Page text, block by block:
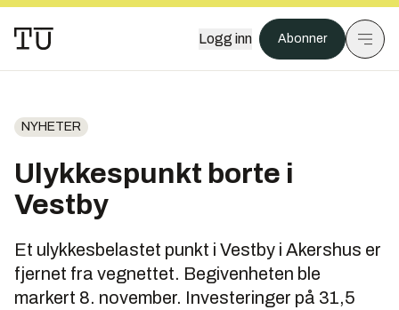
Logg inn Abonner
NYHETER
Ulykkespunkt borte i
Vestby
Et ulykkesbelastet punkt i Vestby i Akershus er
fjernet fra vegnettet. Begivenheten ble
markert 8. november. Investeringer på 31,5